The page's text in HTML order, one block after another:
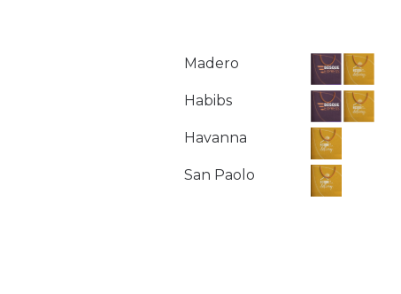
Madero
Habibs
Havanna
San Paolo